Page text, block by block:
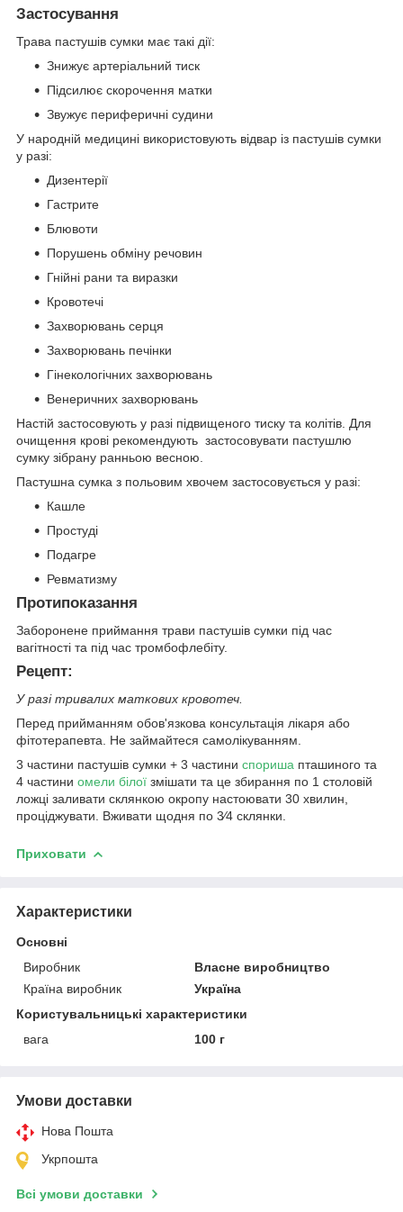
Застосування
Трава пастушів сумки має такі дії:
Знижує артеріальний тиск
Підсилює скорочення матки
Звужує периферичні судини
У народній медицині використовують відвар із пастушів сумки
у разі:
Дизентерії
Гастрите
Блювоти
Порушень обміну речовин
Гнійні рани та виразки
Кровотечі
Захворювань серця
Захворювань печінки
Гінекологічних захворювань
Венеричних захворювань
Настій застосовують у разі підвищеного тиску та колітів. Для
очищення крові рекомендують застосовувати пастушлю
сумку зібрану ранньою весною.
Пастушна сумка з польовим хвочем застосовується у разі:
Кашле
Простуді
Подагре
Ревматизму
Протипоказання
Заборонене приймання трави пастушів сумки під час
вагітності та під час тромбофлебіту.
Рецепт:
У разі тривалих маткових кровотеч.
Перед прийманням обов'язкова консультація лікаря або
фітотерапевта. Не займайтеся самолікуванням.
3 частини пастушів сумки + 3 частини спориша пташиного та
4 частини омели білої змішати та це збирання по 1 столовій
ложці заливати склянкою окропу настоювати 30 хвилин,
проціджувати. Вживати щодня по 3⁄4 склянки.
Приховати
Характеристики
Основні
Виробник
Власне виробництво
Країна виробник
Україна
Користувальницькі характеристики
вага
100 г
Умови доставки
Нова Пошта
Укрпошта
Всі умови доставки